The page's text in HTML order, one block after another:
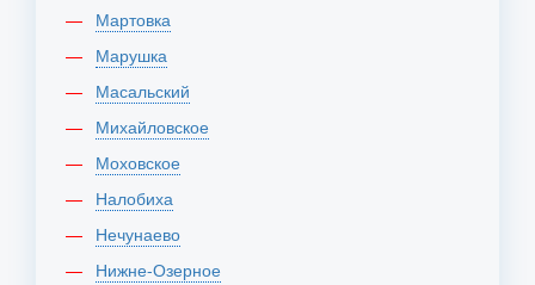
Мартовка
Марушка
Масальский
Михайловское
Моховское
Налобиха
Нечунаево
Нижне-Озерное